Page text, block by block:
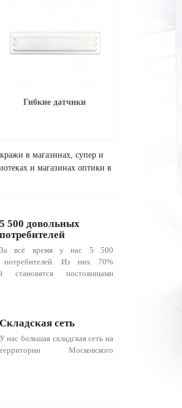
Гибкие датчики
в магазинах, супер и
и магазинах оптики в
5 500 довольных
потребителей
За всё время у нас 5 500
потребителей. Из них 70%
становятся постоянными
Складская сеть
У нас большая складская сеть на
территории Московского